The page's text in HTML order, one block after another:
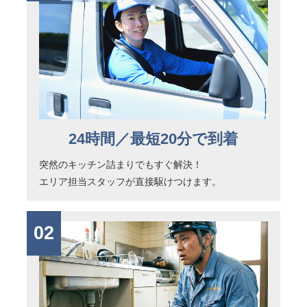
24時間／最短20分で到着
突然のキッチン詰まりでもすぐ解決！
エリア担当スタッフが直接駆けつけます。
02